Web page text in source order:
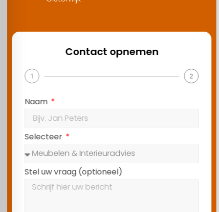
Contact opnemen
1 2
Naam
Selecteer
Stel uw vraag (optioneel)